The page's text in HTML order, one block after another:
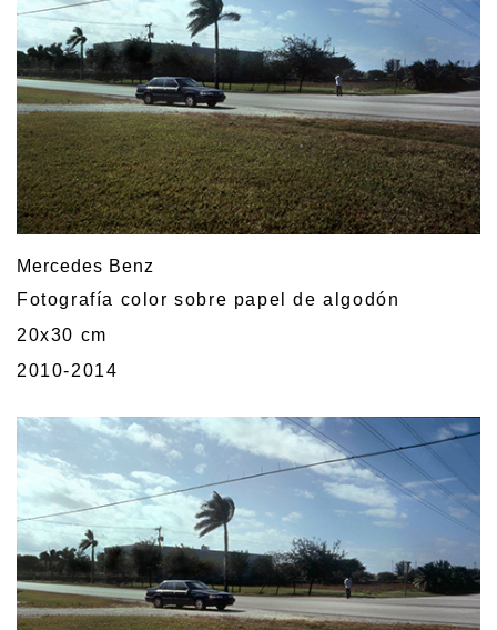
Mercedes Benz
Fotografía color sobre papel de algodón
20x30 cm
2010-2014